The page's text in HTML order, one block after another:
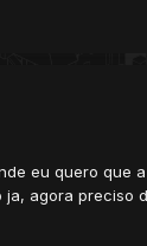
eu quero
agora preciso